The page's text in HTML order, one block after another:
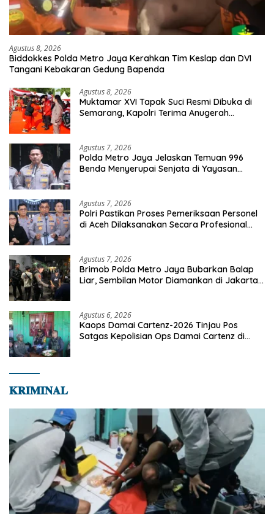
Agustus 8, 2026
Biddokkes Polda Metro Jaya Kerahkan Tim Keslap dan DVI
Tangani Kebakaran Gedung Bapenda
Agustus 8, 2026
Muktamar XVI Tapak Suci Resmi Dibuka di
Semarang, Kapolri Terima Anugerah
Agustus 7, 2026
Polda Metro Jaya Jelaskan Temuan 996
Benda Menyerupai Senjata di Yayasan
Agustus 7, 2026
Polri Pastikan Proses Pemeriksaan Personel
di Aceh Dilaksanakan Secara Profesional
Agustus 7, 2026
Brimob Polda Metro Jaya Bubarkan Balap
Liar, Sembilan Motor Diamankan di Jakarta
Agustus 6, 2026
Kaops Damai Cartenz-2026 Tinjau Pos
Satgas Kepolisian Ops Damai Cartenz di
𝐊𝐑𝐈𝐌𝐈𝐍𝐀𝐋